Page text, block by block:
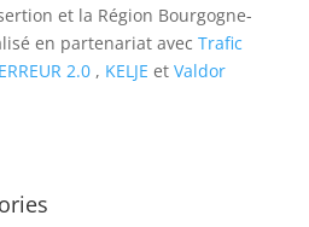
et la Région Bourgogne-
en partenariat avec Trafic
2.0, KELJE et Valdor